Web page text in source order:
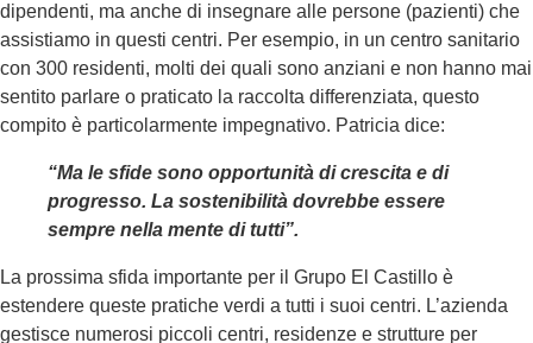
dipendenti, ma anche di insegnare alle persone (pazienti) che
assistiamo in questi centri. Per esempio, in un centro sanitario
con 300 residenti, molti dei quali sono anziani e non hanno mai
sentito parlare o praticato la raccolta differenziata, questo
compito è particolarmente impegnativo. Patricia dice:
“Ma le sfide sono opportunità di crescita e di
progresso. La sostenibilità dovrebbe essere
sempre nella mente di tutti”.
La prossima sfida importante per il Grupo El Castillo è
estendere queste pratiche verdi a tutti i suoi centri. L’azienda
gestisce numerosi piccoli centri, residenze e strutture per